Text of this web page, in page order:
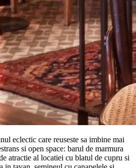
eclectic care reuseste sa imbine mai
si open space: barul de marmura
atractie al locatiei cu blatul de cupru si